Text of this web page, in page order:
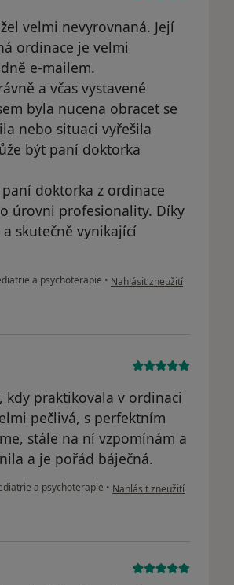
velmi nevyrovnaná. Její
ordinace je velmi
e‑mailem.
a včas vystavené
byla nucena obracet se
nebo situaci vyřešila
být paní doktorka
doktorka z ordinace
úrovni profesionality. Díky
skutečně vynikající
a psychoterapie • podle názoru uživatele Galina
Nahlásit zneužití
kdy praktikovala v ordinaci
pečlivá, s perfektním
stále na ní vzpomínám a
a je pořád báječná.
a psychoterapie • podle názoru uživatele V.V.
Nahlásit zneužití